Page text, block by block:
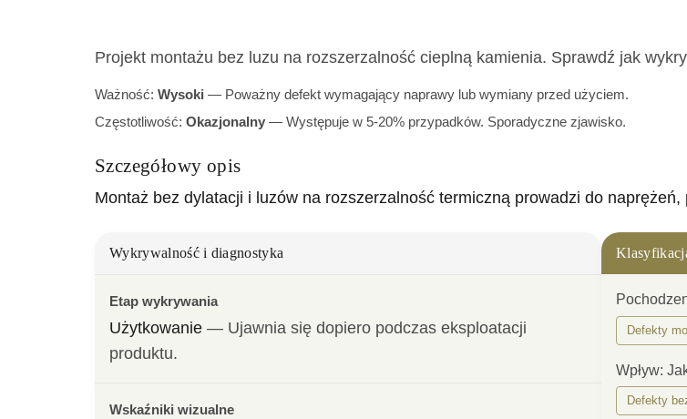
Projekt montażu bez luzu na rozszerzalność cieplną kamienia. Sprawdź jak
Ważność: Wysoki — Poważny defekt wymagający naprawy lub wymiany przed użyciem.
Częstotliwość: Okazjonalny — Występuje w 5-20% przypadków. Sporadyczne zjawisko.
Szczegółowy opis
Montaż bez dylatacji i luzów na rozszerzalność termiczną prowadzi do
Wykrywalność i diagnostyka
Etap wykrywania
Użytkowanie — Ujawnia się dopiero podczas eksploatacji
produktu.
Wskaźniki wizualne
Defekty
Wpływ:
Defekty